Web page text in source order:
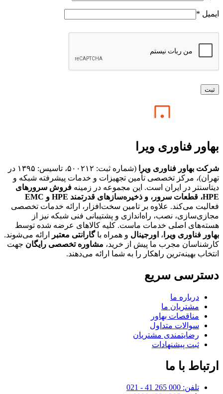
ایمیل *
بهاور فناوری ویرا
شرکت بهاور فناوری ویرا
(شماره ثبت: ۵۰۰۲۱۲، تاسیس: ۱۳۹۵ در
تهران)، مرکز تخصصی تأمین تجهیزات و خدمات پیشرفته شبکه و
دیتاسنتر در ایران است. این مجموعه در زمینه فروش سرورهای
HPE، قطعات سرور، و ذخیره‌سازهای قدرتمند HPE و EMC
فعالیت می‌کند. علاوه بر تامین سخت‌افزار، ارائه خدمات تخصصی
مجازی‌سازی، نصب، راه‌اندازی و پشتیبانی فنی شبکه نیز از
هسته‌های اصلی خدمات ماست. کلیه کالاهای عرضه شده توسط
بهاور فناوری ویرا ، اورجینال و همراه باگارانتی معتبر
ارائه می‌شوند.
کارشناسان مجرب ما پیش از خرید، مشاوره تخصصی رایگان جهت
انتخاب بهینه‌ترین راهکار را به شما ارائه می‌دهند.
دسترسی سریع
درباره ما
مشتریان ما
مناقصات بهاور
سوالات متداول
رضایتمندی مشتریان
ثبت پیشنهادات
ارتباط با ما
تلفن: 000 265 41 - 021